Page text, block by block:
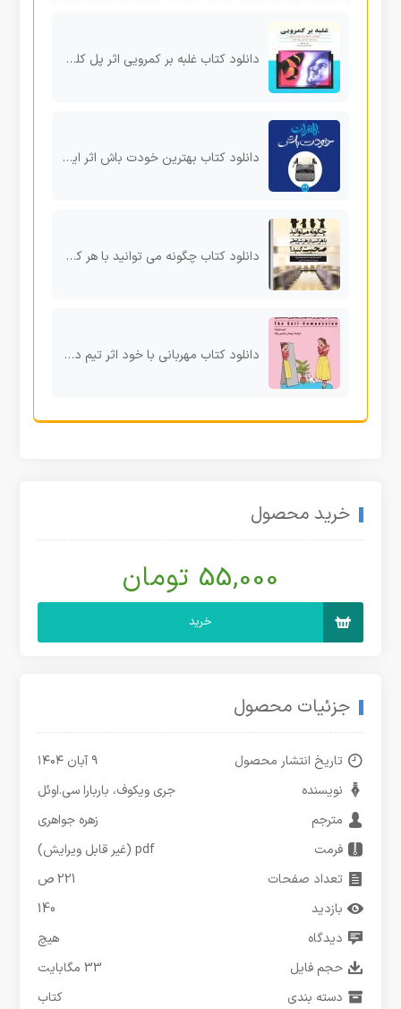
دانلود کتاب غلبه بر کمرویی اثر پل کلمان ژاگو pdf
دانلود کتاب بهترین خودت باش اثر ایلین ولتروت pdf
دانلود کتاب چگونه می توانید با هر کسی در هر شرایطی صحبت کنید اثر اما سارجنت pdf
دانلود کتاب مهربانی با خود اثر تیم دزموند pdf
خرید محصول
55,000 تومان
خرید
جزئیات محصول
تاریخ انتشار محصول
۹ آبان ۱۴۰۴
نویسنده
جری ویکوف، باربارا سی.اوئل
مترجم
زهره جواهری
فرمت
pdf (غیر قابل ویرایش)
تعداد صفحات
221 ص
بازدید
140
دیدگاه
هیچ
حجم فایل
33 مگابایت
دسته بندی
کتاب